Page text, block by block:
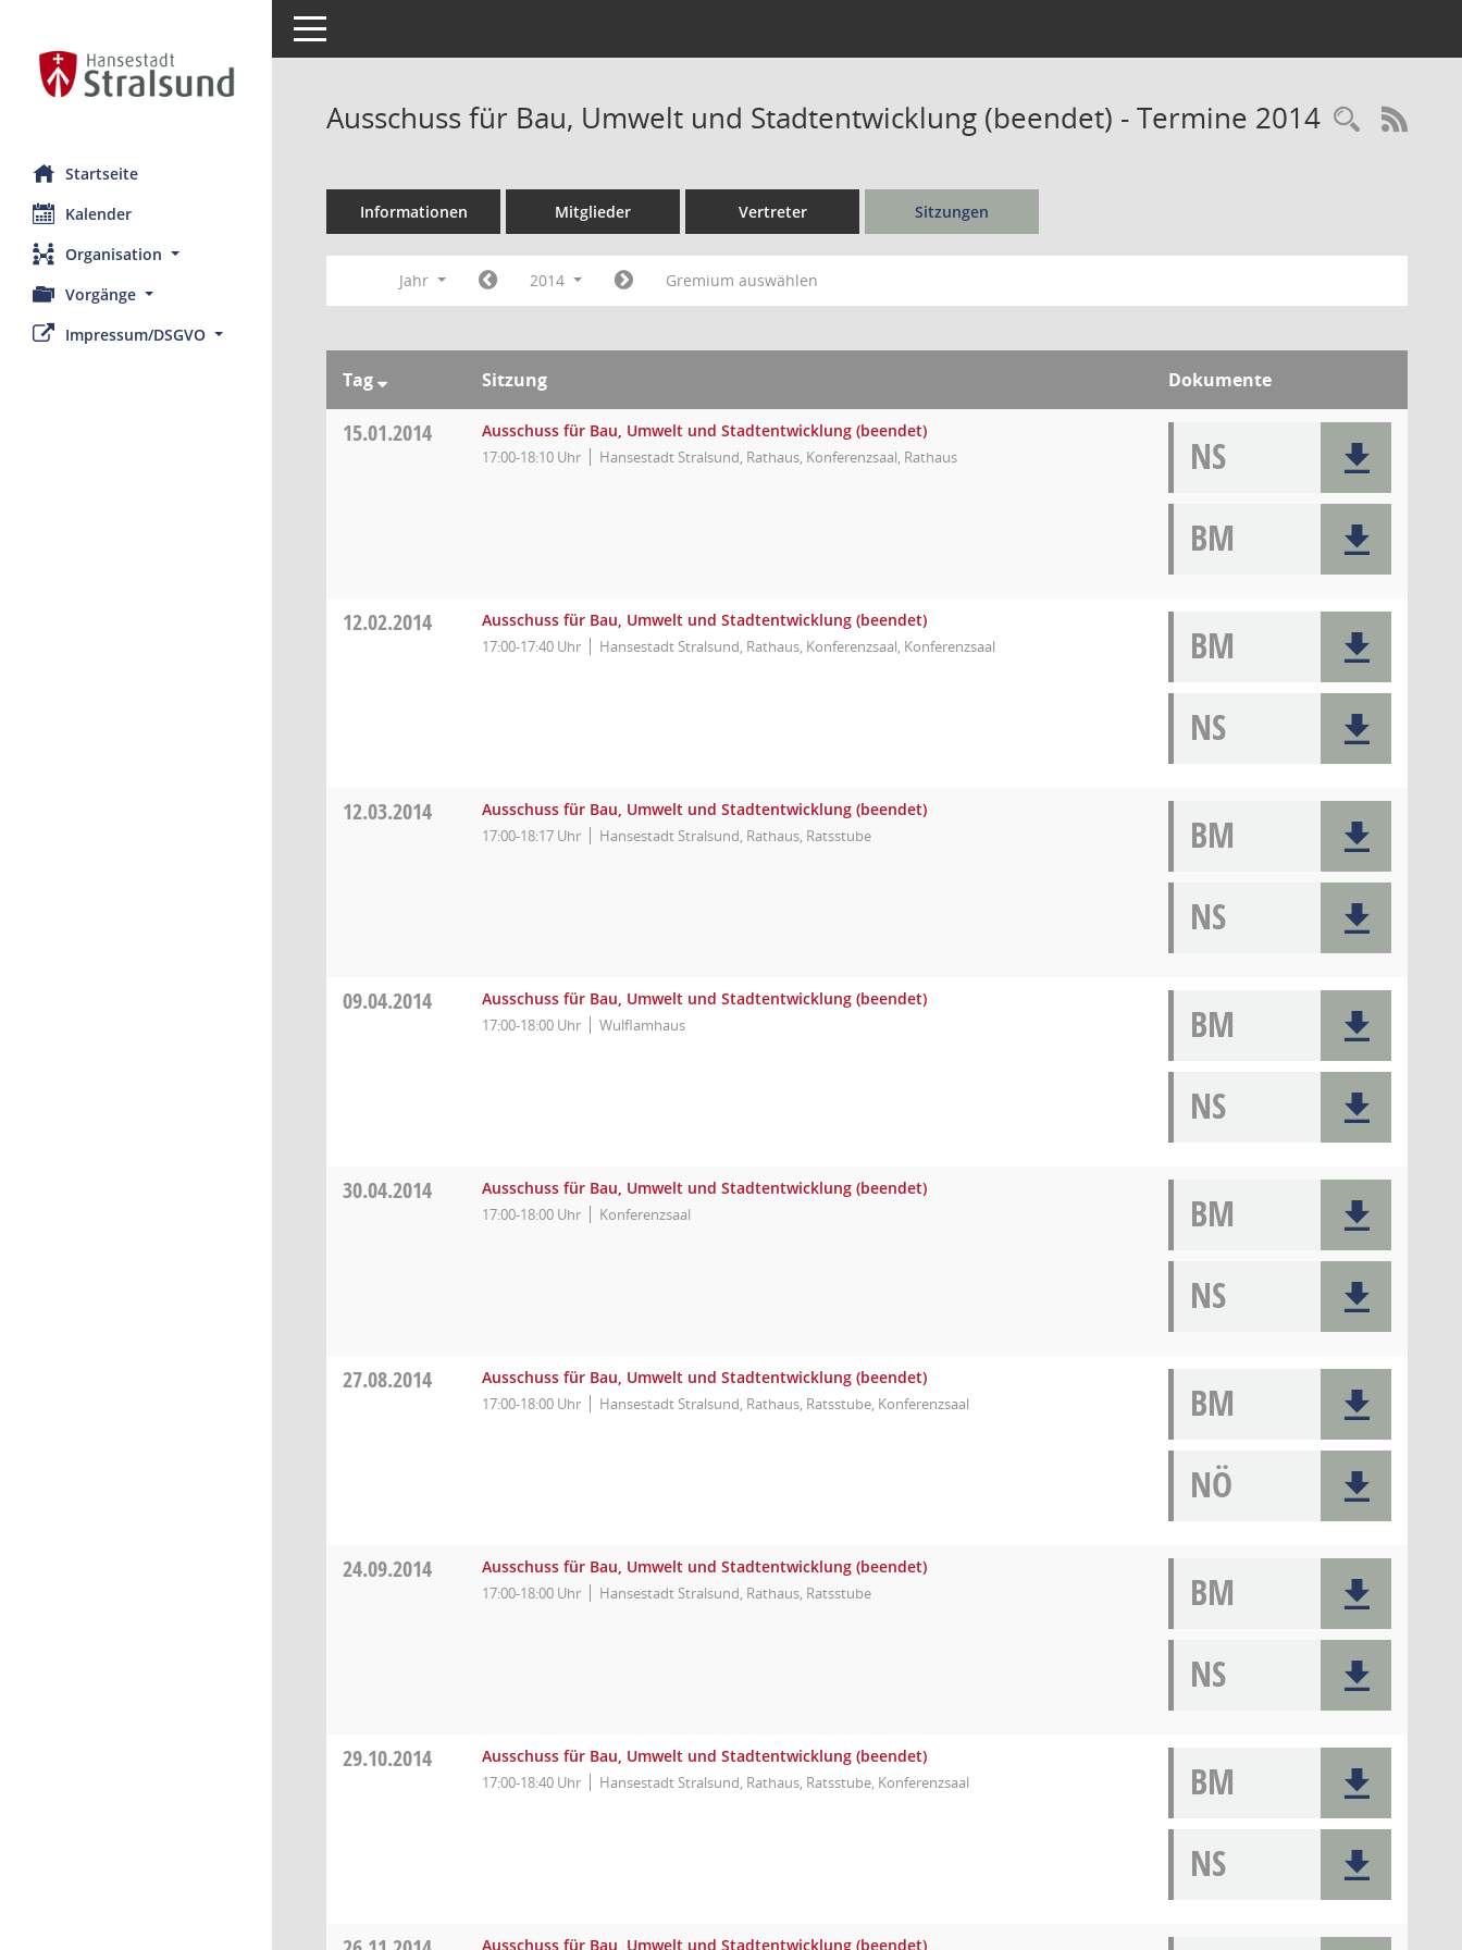
Startseite
Kalender
Organisation
Vorgänge
Impressum/DSGVO
Toggle navigation
Ausschuss für Bau, Umwelt und Stadtentwicklung (beendet) - Termine 2014
Informationen Mitglieder Vertreter Sitzungen
Jahr 2014 Gremium auswählen
Tag Sitzung Dokumente
15.01.2014 Ausschuss für Bau, Umwelt und Stadtentwicklung (beendet)
17:00-18:10 Uhr Hansestadt Stralsund, Rathaus, Konferenzsaal, Rathaus
NS
BM
12.02.2014 Ausschuss für Bau, Umwelt und Stadtentwicklung (beendet)
17:00-17:40 Uhr Hansestadt Stralsund, Rathaus, Konferenzsaal, Konferenzsaal
BM
NS
12.03.2014 Ausschuss für Bau, Umwelt und Stadtentwicklung (beendet)
17:00-18:17 Uhr Hansestadt Stralsund, Rathaus, Ratsstube
BM
NS
09.04.2014 Ausschuss für Bau, Umwelt und Stadtentwicklung (beendet)
17:00-18:00 Uhr Wulflamhaus
BM
NS
30.04.2014 Ausschuss für Bau, Umwelt und Stadtentwicklung (beendet)
17:00-18:00 Uhr Konferenzsaal
BM
NS
27.08.2014 Ausschuss für Bau, Umwelt und Stadtentwicklung (beendet)
17:00-18:00 Uhr Hansestadt Stralsund, Rathaus, Ratsstube, Konferenzsaal
BM
NÖ
24.09.2014 Ausschuss für Bau, Umwelt und Stadtentwicklung (beendet)
17:00-18:00 Uhr Hansestadt Stralsund, Rathaus, Ratsstube
BM
NS
29.10.2014 Ausschuss für Bau, Umwelt und Stadtentwicklung (beendet)
17:00-18:40 Uhr Hansestadt Stralsund, Rathaus, Ratsstube, Konferenzsaal
BM
NS
Ausschuss für Bau, Umwelt und Stadtentwicklung (beendet)